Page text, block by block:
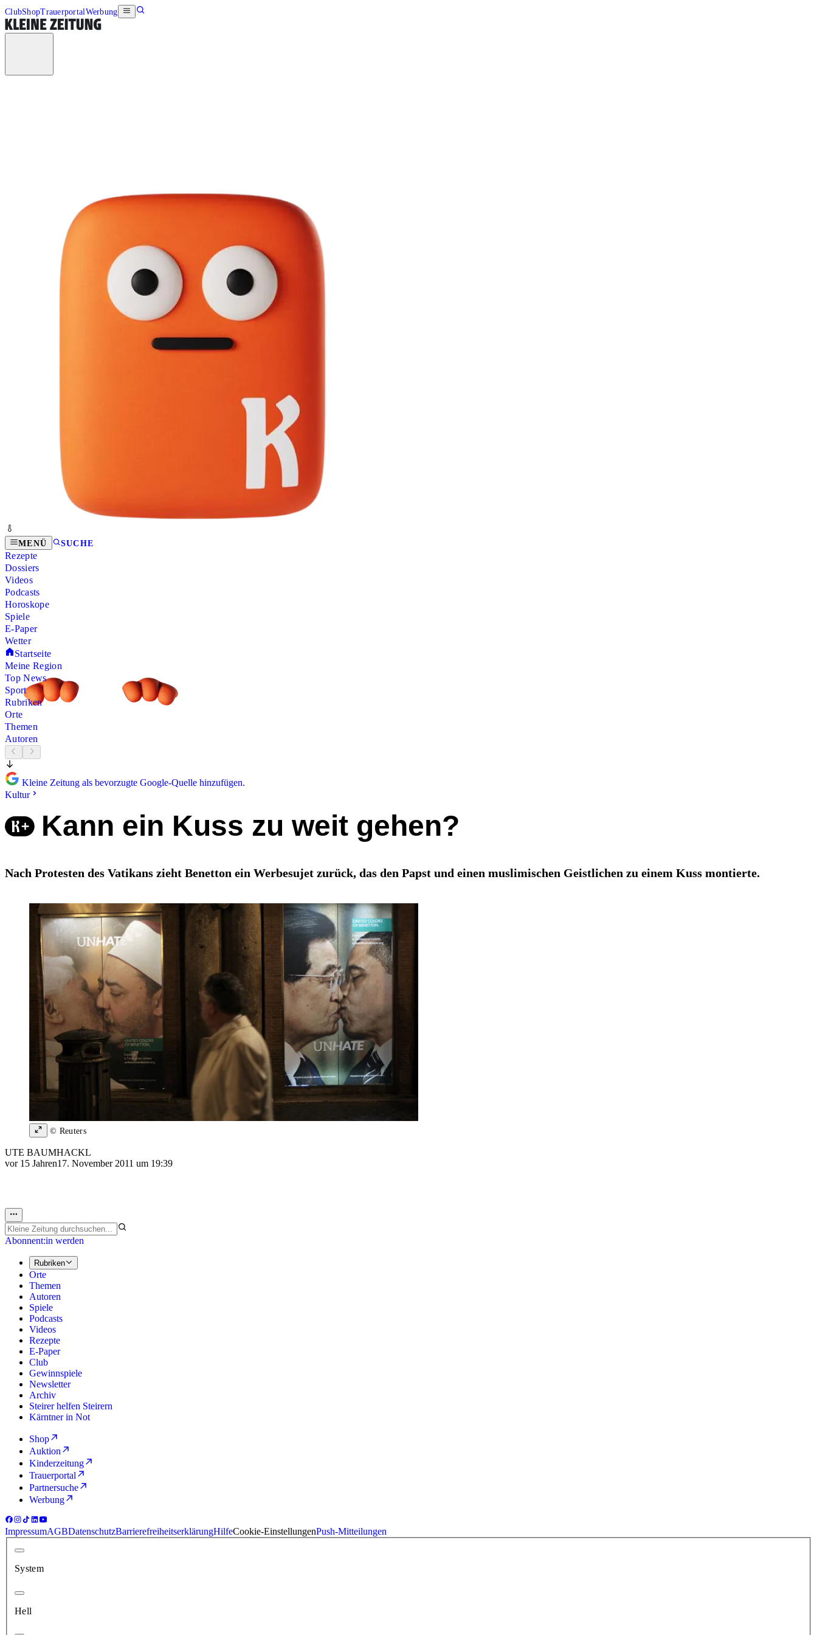
ClubShopTrauerportalWerbung
MENÜ SUCHE
Rezepte
Dossiers
Videos
Podcasts
Horoskope
Spiele
E-Paper
Wetter
Startseite
Meine Region
Top News
Sport
Rubriken
Orte
Themen
Autoren
Kleine Zeitung als bevorzugte Google-Quelle hinzufügen.
Kultur
Kann ein Kuss zu weit gehen?
Nach Protesten des Vatikans zieht Benetton ein Werbesujet zurück, das den Papst und einen muslimischen Geistlichen zu einem Kuss montierte.
© Reuters
UTE BAUMHACKL
vor 15 Jahren17. November 2011 um 19:39
Abonnent:in werden
Rubriken
Orte
Themen
Autoren
Spiele
Podcasts
Videos
Rezepte
E-Paper
Club
Gewinnspiele
Newsletter
Archiv
Steirer helfen Steirern
Kärntner in Not
Shop
Auktion
Kinderzeitung
Trauerportal
Partnersuche
Werbung
ImpressumAGBDatenschutzBarrierefreiheitserklärungHilfeCookie-EinstellungenPush-Mitteilungen
System
Hell